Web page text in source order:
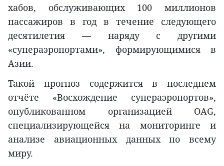
хабов, обслуживающих 100 миллионов
пассажиров в год в течение следующего
десятилетия — наряду с другими
«супераэропортами», формирующимися в
Азии.
Такой прогноз содержится в последнем
отчёте «Восхождение супераэропортов»,
опубликованном организацией OAG,
специализирующейся на мониторинге и
анализе авиационных данных по всему
миру.